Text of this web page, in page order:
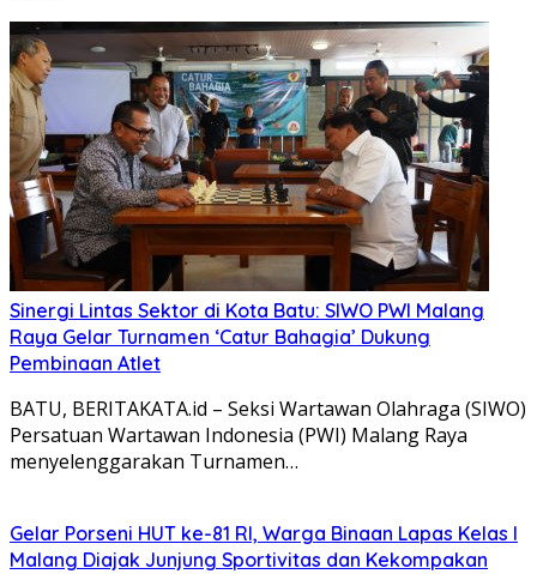
Sinergi Lintas Sektor di Kota Batu: SIWO PWI Malang
Raya Gelar Turnamen ‘Catur Bahagia’ Dukung
Pembinaan Atlet
BATU, BERITAKATA.id – Seksi Wartawan Olahraga (SIWO)
Persatuan Wartawan Indonesia (PWI) Malang Raya
menyelenggarakan Turnamen…
Gelar Porseni HUT ke-81 RI, Warga Binaan Lapas Kelas I
Malang Diajak Junjung Sportivitas dan Kekompakan